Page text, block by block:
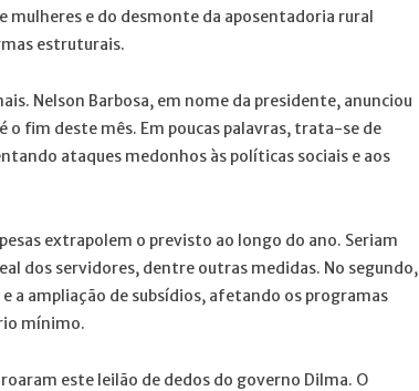
mulheres e do desmonte da aposentadoria rural
estruturais.
Nelson Barbosa, em nome da presidente, anunciou
fim deste mês. Em poucas palavras, trata-se de
ataques medonhos às políticas sociais e aos
extrapolem o previsto ao longo do ano. Seriam
dos servidores, dentre outras medidas. No segundo,
a ampliação de subsídios, afetando os programas
mínimo.
este leilão de dedos do governo Dilma. O